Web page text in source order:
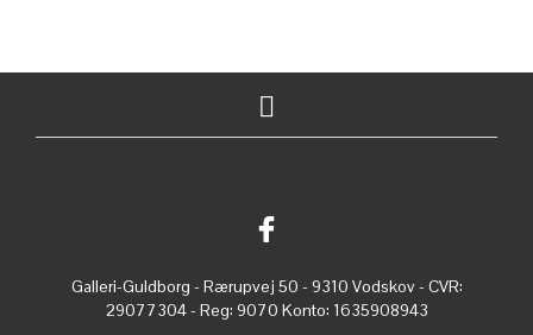
Galleri-Guldborg - Rærupvej 50 - 9310 Vodskov - CVR:
29077304 - Reg: 9070 Konto: 1635908943